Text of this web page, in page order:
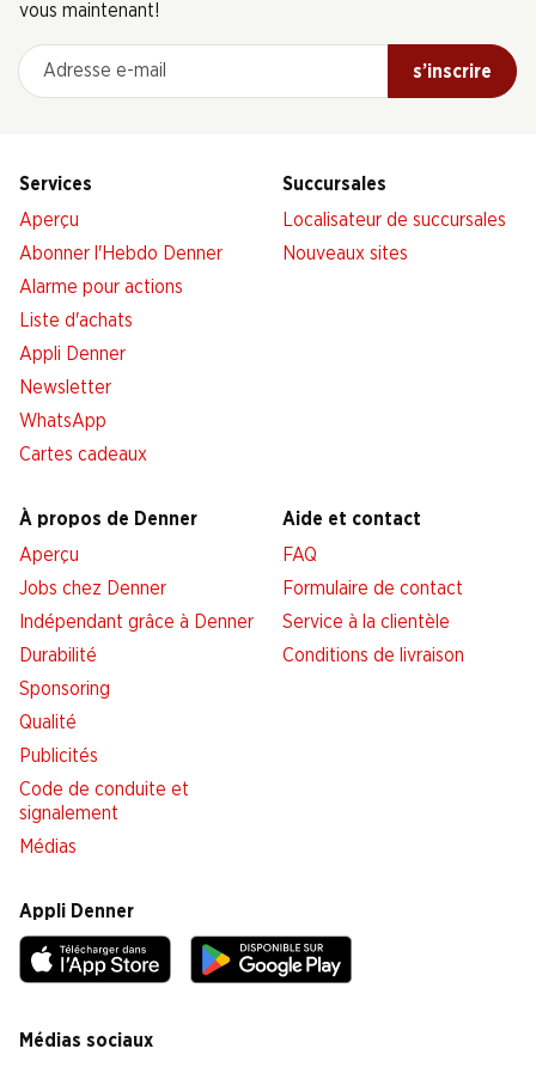
vous maintenant!
Adresse e-mail
s’inscrire
Services
Aperçu
Abonner l'Hebdo Denner
Alarme pour actions
Liste d'achats
Appli Denner
Newsletter
WhatsApp
Cartes cadeaux
Succursales
Localisateur de succursales
Nouveaux sites
À propos de Denner
Aperçu
Jobs chez Denner
Indépendant grâce à Denner
Durabilité
Sponsoring
Qualité
Publicités
Code de conduite et
signalement
Médias
Aide et contact
FAQ
Formulaire de contact
Service à la clientèle
Conditions de livraison
Appli Denner
Médias sociaux